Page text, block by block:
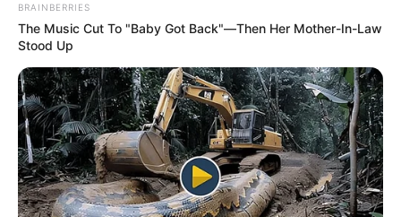
EMERGENCIAS POR LLUVIAS
FUERTES LLUVIAS
VIA AL LLANO
LIGA BETPLAY
FENÓMENO DEL NIÑO
BRAINBERRIES
The Music Cut To "Baby Got Back"—Then Her Mother-In-Law
Stood Up